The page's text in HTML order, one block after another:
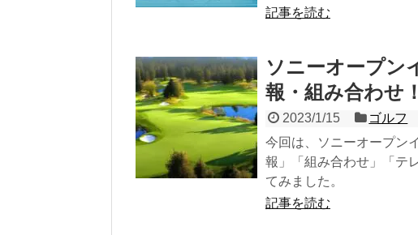
記事を読む
ソニーオープン
報・組み合わせ
2023/1/15
ゴルフ
今回は、ソニーオープン
報」「組み合わせ」「テ
てみました。
記事を読む